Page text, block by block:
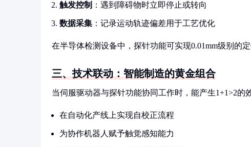
触发控制 ：遇到障碍物时立即停止或转向
数据采集 ：记录运动轨迹偏差用于工艺优化
在半导体检测设备中，探针功能可实现0.01mm级别的定
三、技术联动：智能制造的黄金组合
当伺服驱动器与探针功能协同工作时，能产生1+1>2的
在自动化产线上实现自校正流程
为协作机器人赋予触觉感知能力